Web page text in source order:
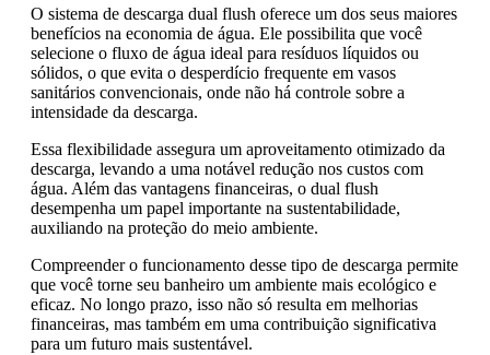
O sistema de descarga dual flush oferece um dos seus maiores
benefícios na economia de água. Ele possibilita que você
selecione o fluxo de água ideal para resíduos líquidos ou
sólidos, o que evita o desperdício frequente em vasos
sanitários convencionais, onde não há controle sobre a
intensidade da descarga.
Essa flexibilidade assegura um aproveitamento otimizado da
descarga, levando a uma notável redução nos custos com
água. Além das vantagens financeiras, o dual flush
desempenha um papel importante na sustentabilidade,
auxiliando na proteção do meio ambiente.
Compreender o funcionamento desse tipo de descarga permite
que você torne seu banheiro um ambiente mais ecológico e
eficaz. No longo prazo, isso não só resulta em melhorias
financeiras, mas também em uma contribuição significativa
para um futuro mais sustentável.